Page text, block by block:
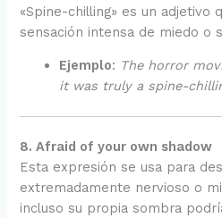
«Spine-chilling» es un adjetivo
sensación intensa de miedo o
Ejemplo: The horror
it was truly a spine-
8. Afraid of your own shadow
Esta expresión se usa para
extremadamente nervioso o
incluso su propia sombra